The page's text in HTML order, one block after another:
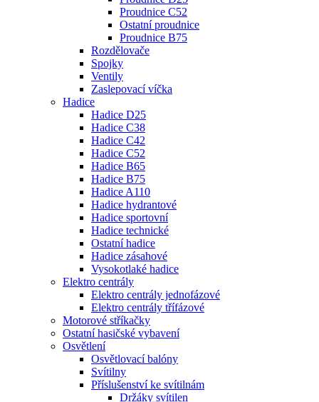
Proudnice C52
Ostatní proudnice
Proudnice B75
Rozdělovače
Spojky
Ventily
Zaslepovací víčka
Hadice
Hadice D25
Hadice C38
Hadice C42
Hadice C52
Hadice B65
Hadice B75
Hadice A110
Hadice hydrantové
Hadice sportovní
Hadice technické
Ostatní hadice
Hadice zásahové
Vysokotlaké hadice
Elektro centrály
Elektro centrály jednofázové
Elektro centrály třífázové
Motorové stříkačky
Ostatní hasičské vybavení
Osvětlení
Osvětlovací balóny
Svítilny
Příslušenství ke svítilnám
Držáky svítilen